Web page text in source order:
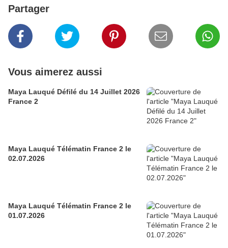
Partager
Vous aimerez aussi
Maya Lauqué Défilé du 14 Juillet 2026
France 2
Maya Lauqué Télématin France 2 le
02.07.2026
Maya Lauqué Télématin France 2 le
01.07.2026